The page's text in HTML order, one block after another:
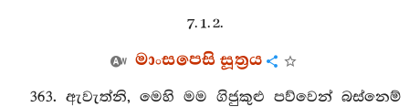
7. 1. 2.
මාංසපෙසි සූත්‍රය
363. ඇවැත්නි, මෙහි මම ගිජුකුළු පව්වෙන් බස්නෙම්